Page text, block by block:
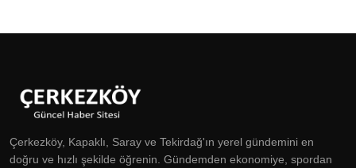
Çerkezköy, Kapaklı, Saray ve Tekirdağ'ın yerel gündemini en
doğru ve hızlı şekilde öğrenin. Gündemden ekonomiye, spordan